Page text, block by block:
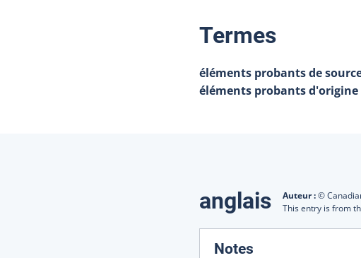
Termes:
éléments probants de
éléments probants
Traductions
anglais Auteur :©
This entry is from
Notes